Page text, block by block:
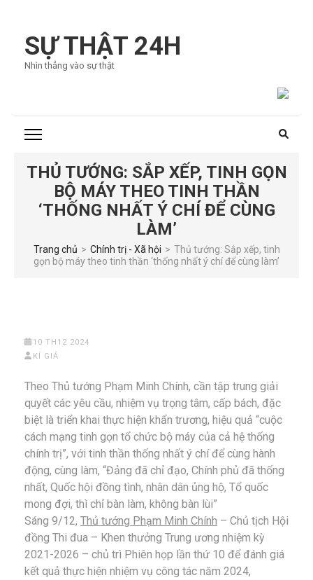
qua
tới
Enter)
SỰ THẬT 24H
Nhìn thẳng vào sự thật
THỦ TƯỚNG: SẮP XẾP, TINH GỌN
BỘ MÁY THEO TINH THẦN
‘THỐNG NHẤT Ý CHÍ ĐỂ CÙNG
LÀM’
Trang chủ > Chính trị - Xã hội > Thủ tướng: Sắp xếp, tinh
gọn bộ máy theo tinh thần ‘thống nhất ý chí để cùng làm’
10 TH12 2024
KÍ GIẢ
Theo Thủ tướng Phạm Minh Chính, cần tập trung giải
quyết các yêu cầu, nhiệm vụ trọng tâm, cấp bách, đặc
biệt là triển khai thực hiện khẩn trương, hiệu quả “cuộc
cách mạng tinh gọn tổ chức bộ máy của cả hệ thống
chính trị”, với tinh thần thống nhất ý chí để cùng hành
động, cùng làm, “Đảng đã chỉ đạo, Chính phủ đã thống
nhất, Quốc hội đồng tình, nhân dân ủng hộ, Tổ quốc
mong đợi, thì chỉ bàn làm, không bàn lùi”
Sáng 9/12, Thủ tướng Phạm Minh Chính – Chủ tịch Hội
đồng Thi đua – Khen thưởng Trung ương nhiệm kỳ
2021-2026 – chủ trì Phiên họp lần thứ 10 để đánh giá
kết quả thực hiện nhiệm vụ công tác năm 2024,